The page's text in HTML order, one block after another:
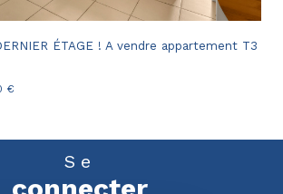
ÉTAGE ! A vendre appartement T3
€
Se